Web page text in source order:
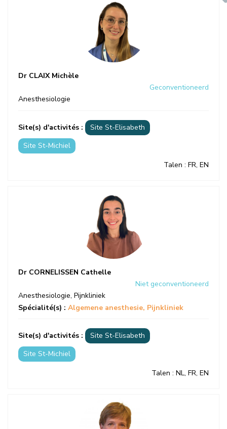
Dr CLAIX Michèle
Geconventioneerd
Anesthesiologie
Site(s) d'activités :
Site St-Elisabeth
Site St-Michiel
Talen : FR, EN
Dr CORNELISSEN Cathelle
Niet geconventioneerd
Anesthesiologie, Pijnkliniek
Spécialité(s) : Algemene anesthesie Pijnkliniek
Site(s) d'activités :
Site St-Elisabeth
Site St-Michiel
Talen : NL, FR, EN